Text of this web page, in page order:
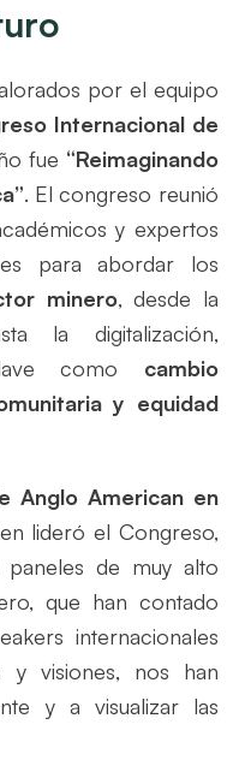
por el equipo
Internacional de
fue “Reimaginando
. El congreso reunió
y expertos
para abordar los
minero, desde la
la digitalización,
como cambio
y equidad
Anglo American en
lideró el Congreso,
paneles de muy alto
que han contado
internacionales
y visiones, nos han
y a visualizar las